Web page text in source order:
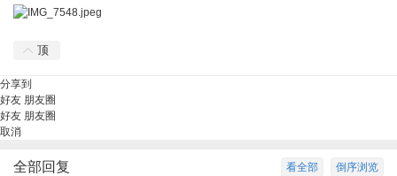
顶
分享到
好友 朋友圈
好友 朋友圈
取消
倒序浏览
看全部
全部回复